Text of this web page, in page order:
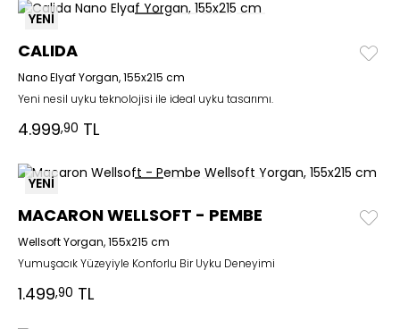
YENİ
CALIDA
Nano Elyaf Yorgan, 155x215 cm
Yeni nesil uyku teknolojisi ile ideal uyku tasarımı.
4.999,90 TL
YENİ
MACARON WELLSOFT - PEMBE
Wellsoft Yorgan, 155x215 cm
Yumuşacık Yüzeyiyle Konforlu Bir Uyku Deneyimi
1.499,90 TL